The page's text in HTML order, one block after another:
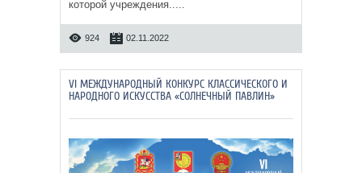
которой учреждения.....
924 02.11.2022
VI МЕЖДУНАРОДНЫЙ КОНКУРС КЛАССИЧЕСКОГО И
НАРОДНОГО ИСКУССТВА «СОЛНЕЧНЫЙ ПАВЛИН»